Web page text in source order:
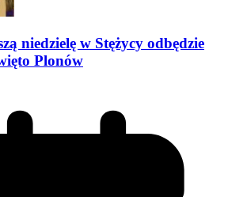
niedzielę w Stężycy odbędzie
Plonów